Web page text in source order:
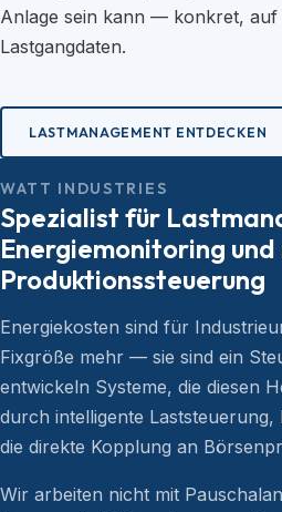
Anlage sein kann — konkret, auf
Lastgangdaten.
LASTMANAGEMENT ENTDECKEN
WATT INDUSTRIES
Spezialist für
Energiemonitoring
Produktionssteuerung
Energiekosten sind für
Fixgröße mehr — sie sind ein
entwickeln Systeme, die diesen
durch intelligente
die direkte Kopplung an
Wir arbeiten nicht mit